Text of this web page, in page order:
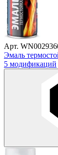
Арт.
Эмаль
5 модификаций